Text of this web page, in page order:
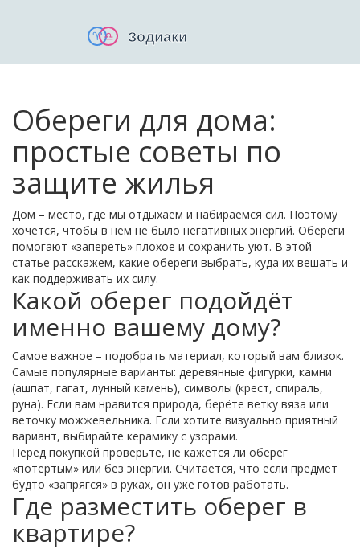
Обереги для дома:
простые советы по
защите жилья
Дом – место, где мы отдыхаем и набираемся сил. Поэтому
хочется, чтобы в нём не было негативных энергий. Обереги
помогают «запереть» плохое и сохранить уют. В этой
статье расскажем, какие обереги выбрать, куда их вешать и
как поддерживать их силу.
Какой оберег подойдёт
именно вашему дому?
Самое важное – подобрать материал, который вам близок.
Самые популярные варианты: деревянные фигурки, камни
(ашпат, гагат, лунный камень), символы (крест, спираль,
руна). Если вам нравится природа, берёте ветку вяза или
веточку можжевельника. Если хотите визуально приятный
вариант, выбирайте керамику с узорами.
Перед покупкой проверьте, не кажется ли оберег
«потёртым» или без энергии. Считается, что если предмет
будто «запрягся» в руках, он уже готов работать.
Где разместить оберег в
квартире?